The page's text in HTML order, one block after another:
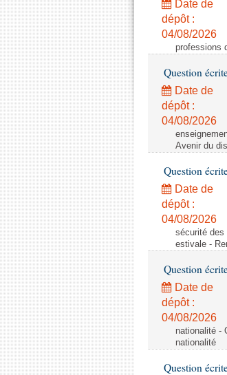
Date de
dépôt :
04/08/2026
professions
Question
Date de
dépôt :
04/08/2026
Avenir du
Question
Date de
dépôt :
04/08/2026
sécurité des
estivale -
Question
Date de
dépôt :
04/08/2026
nationalité -
nationalité
Question